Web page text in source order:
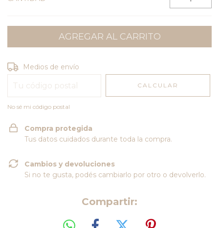
Entregas para el CP:
Medios de envío
CALCULAR
No sé mi código postal
Compra protegida
Tus datos cuidados durante toda la compra.
Cambios y devoluciones
Si no te gusta, podés cambiarlo por otro o devolverlo.
Compartir: